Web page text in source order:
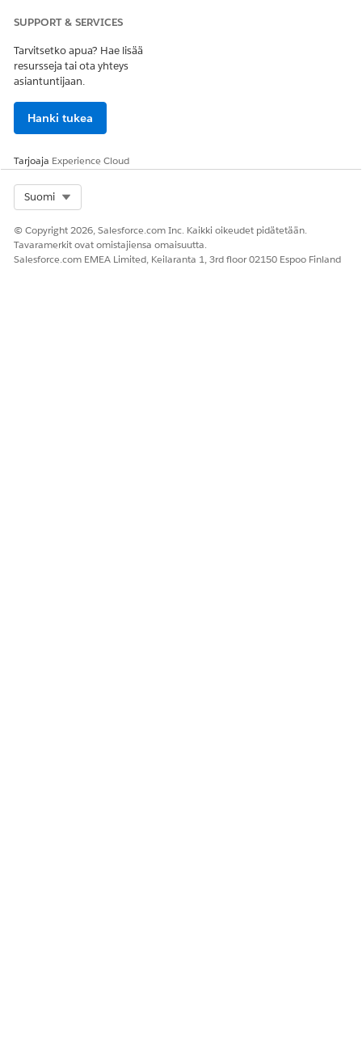
SUPPORT & SERVICES
Tarvitsetko apua? Hae lisää
resursseja tai ota yhteys
asiantuntijaan.
Hanki tukea
Tarjoaja Experience Cloud
Suomi
© Copyright 2026, Salesforce.com Inc. Kaikki oikeudet pidätetään.
Tavaramerkit ovat omistajiensa omaisuutta.
Salesforce.com EMEA Limited, Keilaranta 1, 3rd floor 02150 Espoo Finland